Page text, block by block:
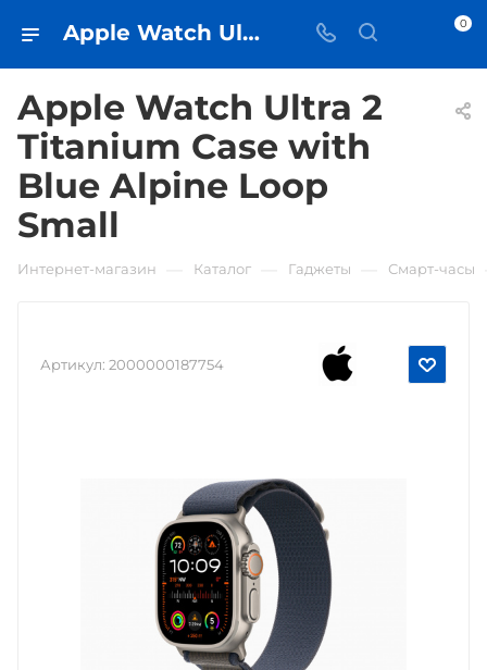
Apple Watch Ultra 2 Titanium Case with Blue Alpine Loop Small • купить в Самаре - iЧехол 0
Apple Watch Ultra 2
Titanium Case with
Blue Alpine Loop
Small
Интернет-магазин Каталог Гаджеты Смарт-часы
Артикул: 2000000187754